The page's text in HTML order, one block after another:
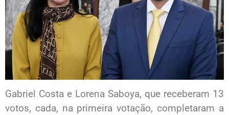
Gabriel Costa e Lorena Saboya, que receberam 13
votos, cada, na primeira votação, completaram a